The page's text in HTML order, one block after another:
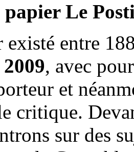
Le
existé entre
, avec
et
critique.
sur des